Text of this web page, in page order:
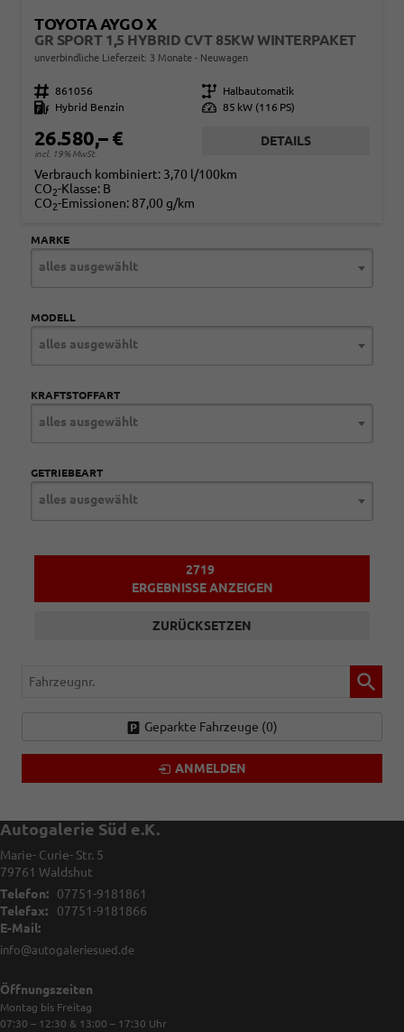
TOYOTA AYGO X
GR SPORT 1,5 HYBRID CVT 85KW WINTERPAKET
unverbindliche Lieferzeit: 3 Monate Neuwagen
Fahrzeugnr. 861056 Getriebe
Halbautomatik
Kraftstoff
Hybrid Benzin Leistung 85 kW (116 PS)
26.580,– €
incl. 19% MwSt.
DETAILS
Verbrauch kombiniert: 3,70 l/100km
CO2-Klasse: B
CO2-Emissionen: 87,00 g/km
MARKE
alles ausgewählt
MODELL
alles ausgewählt
KRAFTSTOFFART
alles ausgewählt
GETRIEBEART
alles ausgewählt
2719
ERGEBNISSE ANZEIGEN
ZURÜCKSETZEN
Fahrzeugnr.
Geparkte Fahrzeuge (0)
ANMELDEN
Autogalerie Süd e.K.
Marie- Curie- Str. 5
79761 Waldshut
Telefon:
07751-9181861
Telefax:
07751-9181866
E-Mail:
info@autogaleriesued.de
Öffnungszeiten
Montag bis Freitag
07:30 – 12:30 & 13:00 – 17:30 Uhr